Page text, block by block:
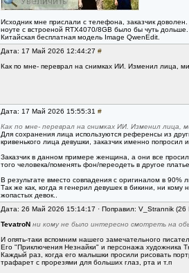
Исходник мне прислали с телефона, заказчик
ноуте с встроеной RTX4070/8GB было бы чуть дольше.
Китайская бесплатная модель Image QwenEdit.
Дата: 17 Май 2026 12:44:27 #
Как по мне- переврал на снимках ИИ. Изменил лица,
Дата: 17 Май 2026 15:55:31 #
Как по мне- переврал на снимках ИИ. Изменил лица,
Для сохранения лица используются референсы из
кривенького лица девушки, заказчик именно попросил
Заказчик в данном примере женщина, а они все
того человека/поменять фон/переодеть в другое
В результате вместо совпадения с оригиналом в
Так же как, когда я генерил девушек в бикини, ни
жопастых девок..
Дата: 26 Май 2026 15:14:17 · Поправил: V_Strannik
TevatroN ни кому не было интересно смотреть на
И опять-таки вспомним нашего замечательного
Его "Приключения Незнайки" и персонажа художника
Каждый раз, когда его малышки просили рисовать
трафарет с прорезями для больших глаз, рта и т.п